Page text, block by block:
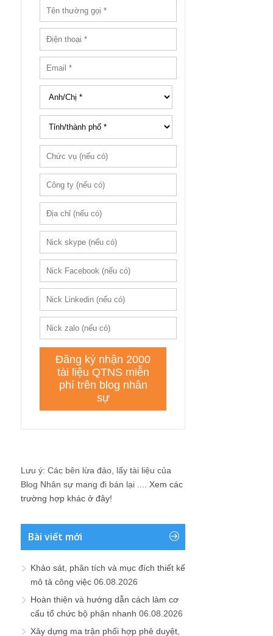
Lưu ý: Các bên lừa đảo, lấy tài liệu của
Blog Nhân sự mang đi bán lại .... Xem các
trường hợp khác ở đây!
Bài viết mới
Khảo sát, phân tích và mục đích thiết kế
mô tả công việc 06.08.2026
Hoàn thiện và hướng dẫn cách làm cơ
cấu tổ chức bộ phận nhanh 06.08.2026
Xây dựng ma trận phối hợp phê duyệt,